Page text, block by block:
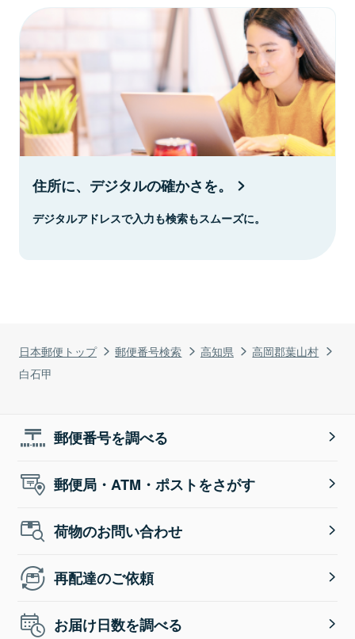
日本郵便トップ 郵便番号検索 高知県
高岡郡葉山村
白石甲
住所に、デジタルの確かさを。
デジタルアドレスで入力も検索もスムーズに。
郵便番号を調べる
郵便局・ATM・ポストをさがす
荷物のお問い合わせ
再配達のご依頼
お届け日数を調べる